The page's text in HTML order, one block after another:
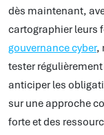
dès maintenant,
cartographier leurs
gouvernance cyber,
tester
anticiper les
sur une approche
forte et des